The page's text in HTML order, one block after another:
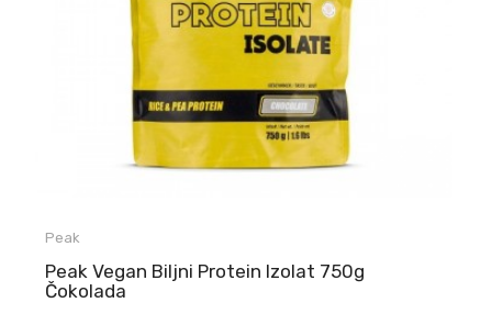
Peak
Peak Vegan Biljni Protein Izolat 750g
Čokolada